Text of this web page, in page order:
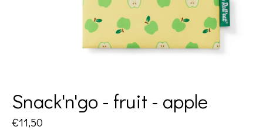
Snack'n'go - fruit - apple
€11,50